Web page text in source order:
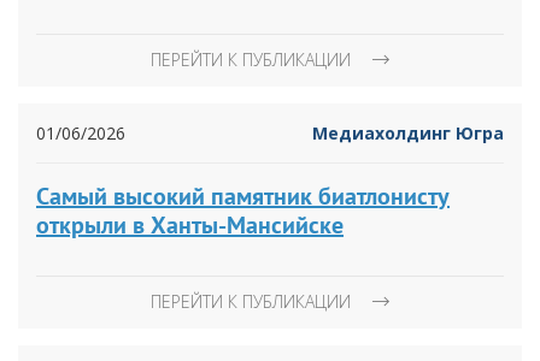
ПЕРЕЙТИ К ПУБЛИКАЦИИ
01/06/2026 Медиахолдинг Югра
Самый высокий памятник биатлонисту
открыли в Ханты-Мансийске
ПЕРЕЙТИ К ПУБЛИКАЦИИ